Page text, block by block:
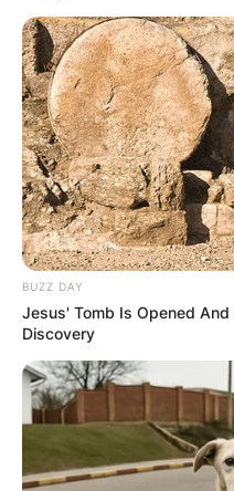
Грција
BUZZ DAY
Jesus' Tomb Is Opened
Discovery